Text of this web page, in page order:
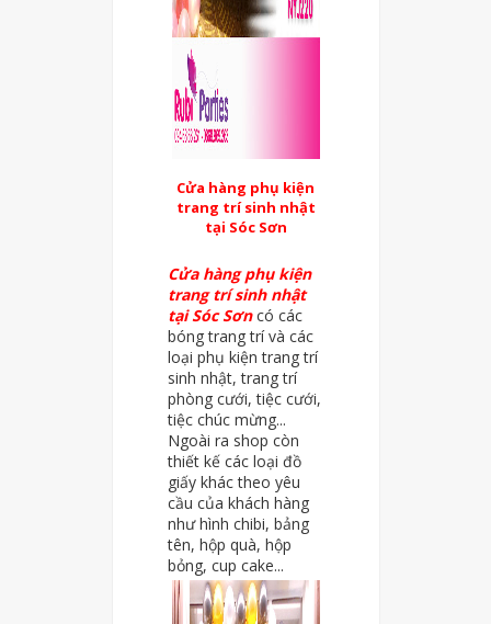
Cửa hàng phụ kiện
trang trí sinh nhật
tại Sóc Sơn
Cửa hàng phụ kiện
trang trí sinh nhật
tại Sóc Sơncó các
bóng trang trí và các
loại phụ kiện trang trí
sinh nhật, trang trí
phòng cưới, tiệc cưới,
tiệc chúc mừng...
Ngoài ra shop còn
thiết kế các loại đồ
giấy khác theo yêu
cầu của khách hàng
như hình chibi, bảng
tên, hộp quà, hộp
bỏng, cup cake...